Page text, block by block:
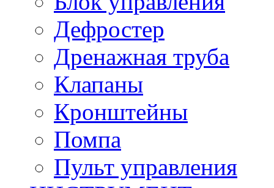
Дефростер
Дренажная труба
Клапаны
Кронштейны
Помпа
Пульт управления